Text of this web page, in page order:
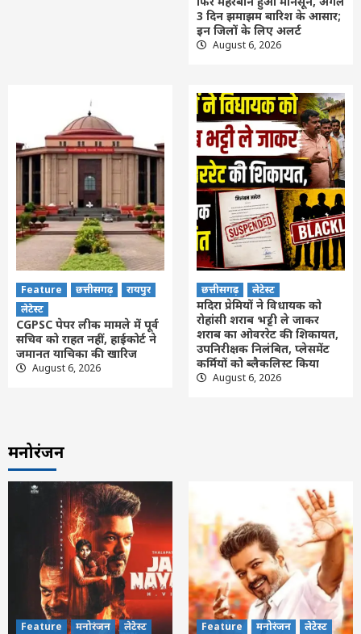
3 दिन झमाझम बारिश के आसार;
इन जिलों के लिए अलर्ट
August 6, 2026
Feature छत्तीसगढ़
रायपुर
लेटेस्ट
CGPSC पेपर लीक मामले में पूर्व
सचिव को राहत नहीं, हाईकोर्ट ने
जमानत याचिका की खारिज
August 6, 2026
छत्तीसगढ़ लेटेस्ट
मदिरा प्रेमियों ने विधायक को
रोहांसी शराब भट्टी ले जाकर
शराब का ओवररेट की शिकायत,
उपनिरीक्षक निलंबित, प्लेसमेंट
कर्मियों को ब्लैकलिस्ट किया
August 6, 2026
मनोरंजन
Feature मनोरंजन लेटेस्ट Feature मनोरंजन लेटेस्ट